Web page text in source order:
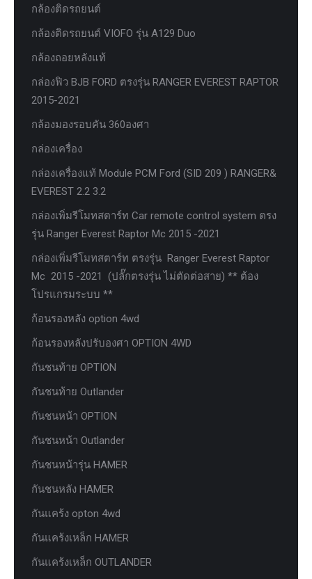
กล้องติดรถยนต์
กล้องติดรถยนต์ VIOFO รุ่น A129 Duo
กล้องถอยหลังแท้
กล่องฟิว BJB FORD ตรงรุ่น RANGER EVEREST RAPTOR
2015-2021
กล้องมองรอบคัน 360องศา
กล่องเครื่อง
กล่องเครื่องแท้ Module PCM Ford (SID 209 ) RANGER&
EVEREST 2.2 3.2
กล่องเพิ่มรีโมทสตาร์ท Car remote control system ตรง
รุ่น Ranger Everest Raptor Mc 2015 -2021
กล่องเพิ่มรีโมทสตาร์ท ตรงรุ่น Ranger Everest Raptor
Mc 2015 -2021 (ปลั๊กตรงรุ่น ไม่ตัดต่อสาย) ** ต้อง
โปรแกรมระบบ **
ก้อนรองหลัง option 4wd
ก้อนรองหลังปรับองศา OPTION 4WD
กันชนท้าย OPTION
กันชนท้าย Outlander
กันชนหน้า OPTION
กันชนหน้า Outlander
กันชนหน้ารุ่น HAMER
กันชนหลัง HAMER
กันแคร้ง opton 4wd
กันแคร้งเหล็ก HAMER
กันแคร้งเหล็ก OUTLANDER